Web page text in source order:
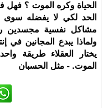
الحياة وكره الموت ؟
الحد لكي لا يفضله سوى
مشاكل نفسية مجسدين
ولماذا يبدع المجانين في
يختار العقلاء طريقة
الموت. - مثل الحسبان